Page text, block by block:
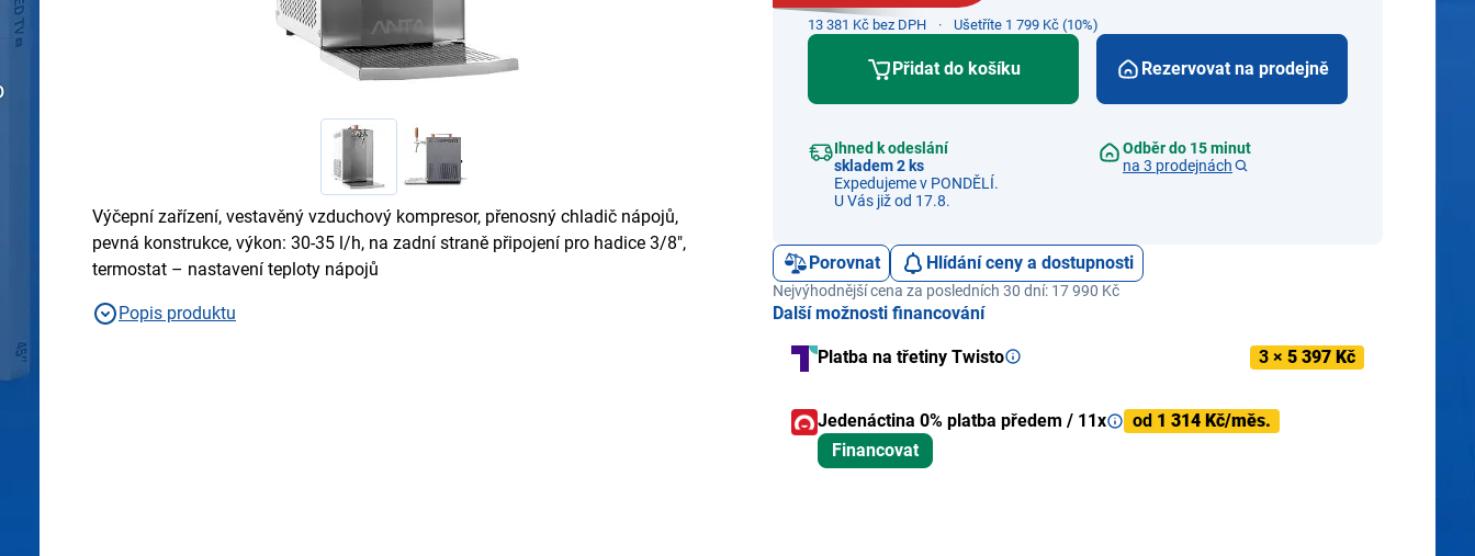
Výčepní zařízení, vestavěný vzduchový kompresor, přenosný chladič nápojů,
pevná konstrukce, výkon: 30-35 l/h, na zadní straně připojení pro hadice 3/8",
termostat – nastavení teploty nápojů
Popis produktu
13 381 Kč bez DPH Ušetříte 1 799 Kč (10%)
Přidat do košíku
Ihned k odeslání
skladem 2 ks
Expedujeme v PONDĚLÍ.
U Vás již od 17.8.
Rezervovat na prodejně
Odběr do 15 minut
na 3 prodejnách
Porovnat Hlídání ceny a dostupnosti
Nejvýhodnější cena za posledních 30 dní: 17 990 Kč
Další možnosti financování
Platba na třetiny Twisto 3 × 5 397 Kč
Jedenáctina 0% platba předem / 11x od 1 314 Kč/měs.
Financovat